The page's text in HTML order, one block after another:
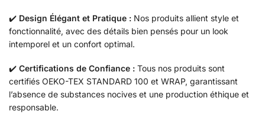
✔️ Design Élégant et Pratique : Nos produits allient style et
fonctionnalité, avec des détails bien pensés pour un look
intemporel et un confort optimal.
✔️ Certifications de Confiance : Tous nos produits sont
certifiés OEKO-TEX STANDARD 100 et WRAP, garantissant
l’absence de substances nocives et une production éthique et
responsable.